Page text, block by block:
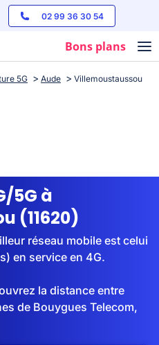
02 99 36 30 54
Bons plans
5G Aude Villemoustaussou
5G à
(11620)
réseau mobile est celui
en service en 4G.
la distance entre
de Bouygues Telecom,